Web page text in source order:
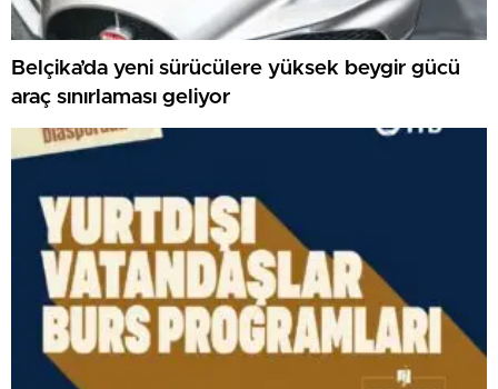
Belçika’da yeni sürücülere yüksek beygir gücü
araç sınırlaması geliyor